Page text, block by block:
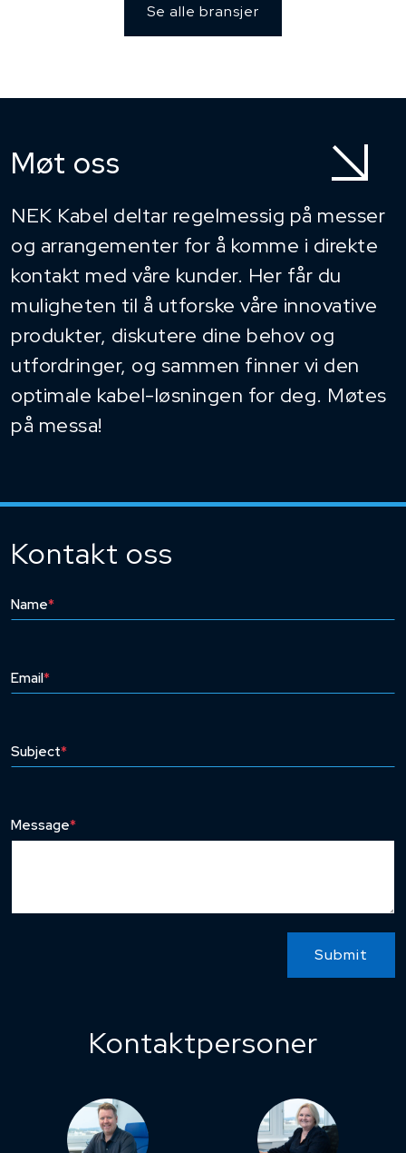
Se alle bransjer
Møt oss
NEK Kabel deltar regelmessig på messer
og arrangementer for å komme i direkte
kontakt med våre kunder. Her får du
muligheten til å utforske våre innovative
produkter, diskutere dine behov og
utfordringer, og sammen finner vi den
optimale kabel-løsningen for deg. Møtes
på messa!
Kontakt oss
Name*
Email*
Subject*
Message*
Submit
Kontaktpersoner